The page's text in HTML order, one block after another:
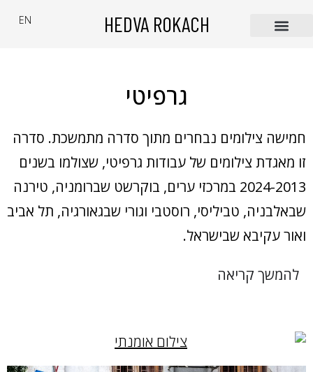
HEDVA ROKACH
EN
גרפיטי
חמישה צילומים נבחרים מתוך סדרה מתמשכת. סדרה
זו מאגדת צילומים של עבודות גרפיטי, שצולמו בשנים
2024-2013 במרכזי ערים, בוקרשט שברומניה, טירנה
שבאלבניה, טביליסי, רוסטבי וגורי שבגאורגיה, תל אביב
ואור עקיבא שבישראל.
להמשך קריאה